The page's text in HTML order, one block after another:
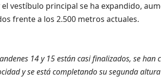
el vestíbulo principal se ha expandido,
frente a los 2.500 metros actuales.
14 y 15 están casi finalizados, se han
y se está completando su segunda